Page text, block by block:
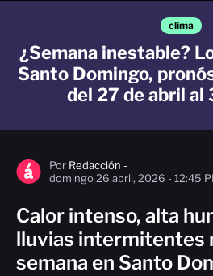
clima
¿Semana inestable?
Santo Domingo,
del 27 de abril al
Por Redacción -
domingo 26 abril, 2026 - 12:45
Calor intenso, alta
lluvias intermitentes
semana en Santo